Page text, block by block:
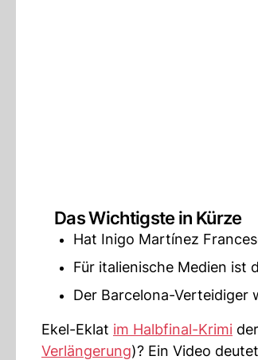
Das Wichtigste in Kürze
Hat Inigo Martínez
Für italienische Medien ist
Der Barcelona-Verteidiger
Ekel-Eklat im Halbfinal-Krimi
Verlängerung)? Ein Video